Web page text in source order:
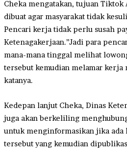
Cheka mengatakan, tujuan Tiktok
dibuat agar masyarakat tidak
Pencari kerja tidak perlu susah
Ketenagakerjaan.”Jadi para
mana-mana tinggal melihat
tersebut kemudian melamar kerja
katanya.
Kedepan lanjut Cheka, Dinas
juga akan berkeliling
untuk menginformasikan jika ada
tersebut yang kemudian